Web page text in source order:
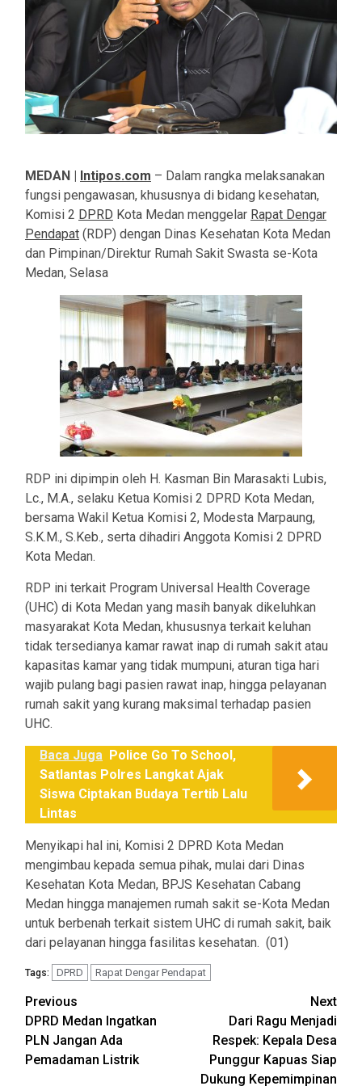
MEDAN | Intipos.com – Dalam rangka melaksanakan
fungsi pengawasan, khususnya di bidang kesehatan,
Komisi 2 DPRD Kota Medan menggelar Rapat Dengar
Pendapat (RDP) dengan Dinas Kesehatan Kota Medan
dan Pimpinan/Direktur Rumah Sakit Swasta se-Kota
Medan, Selasa
RDP ini dipimpin oleh H. Kasman Bin Marasakti Lubis,
Lc., M.A., selaku Ketua Komisi 2 DPRD Kota Medan,
bersama Wakil Ketua Komisi 2, Modesta Marpaung,
S.K.M., S.Keb., serta dihadiri Anggota Komisi 2 DPRD
Kota Medan.
RDP ini terkait Program Universal Health Coverage
(UHC) di Kota Medan yang masih banyak dikeluhkan
masyarakat Kota Medan, khususnya terkait keluhan
tidak tersedianya kamar rawat inap di rumah sakit atau
kapasitas kamar yang tidak mumpuni, aturan tiga hari
wajib pulang bagi pasien rawat inap, hingga pelayanan
rumah sakit yang kurang maksimal terhadap pasien
UHC.
Baca Juga Police Go To School,
Satlantas Polres Langkat Ajak
Siswa Ciptakan Budaya Tertib Lalu
Lintas
Menyikapi hal ini, Komisi 2 DPRD Kota Medan
mengimbau kepada semua pihak, mulai dari Dinas
Kesehatan Kota Medan, BPJS Kesehatan Cabang
Medan hingga manajemen rumah sakit se-Kota Medan
untuk berbenah terkait sistem UHC di rumah sakit, baik
dari pelayanan hingga fasilitas kesehatan. (01)
Tags: DPRD Rapat Dengar Pendapat
Post
navigation
Previous
DPRD Medan Ingatkan
PLN Jangan Ada
Pemadaman Listrik
Next
Dari Ragu Menjadi
Respek: Kepala Desa
Punggur Kapuas Siap
Dukung Kepemimpinan